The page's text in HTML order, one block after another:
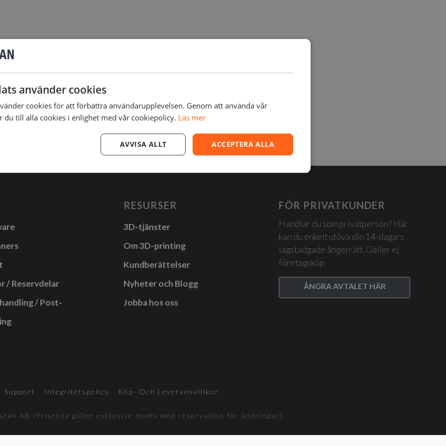
/ Reservdelar
/ Post-
RESURSER
3D-tjänster
Om 3D-printing
Kundberättelser
Nyheter och Blogg
Jobba hos oss
FÖR PRIVATKUNDER
Handlar du som privatperson? Här
kan du enkelt utöva din 14-dagars
lagstadgade ångerrätt. Gäller ej
företagsköp.
ÅNGRA AVTALET HÄR
Support Integritetspolicy Köp- Och Leveransvillkor
AB (Priserna gäller exklusive moms med reservation för ändringar).
använder cookies
cookies för att förbättra användarupplevelsen. Genom att använda vår
du till alla cookies i enlighet med vår cookiepolicy. Läs mer
ACCEPTERA ALLA
AVVISA ALLT